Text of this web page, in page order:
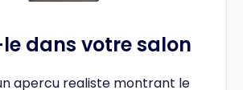
dans votre salon
apercu realiste montrant le